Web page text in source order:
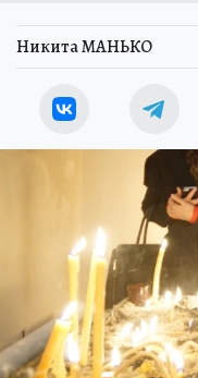
Никита МАНЬКО